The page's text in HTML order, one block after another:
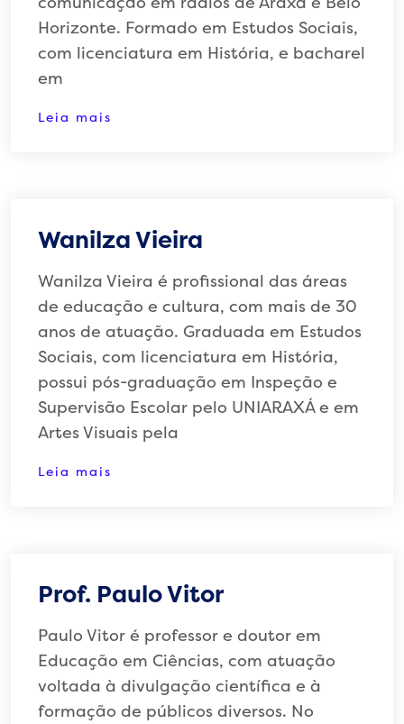
Horizonte. Formado em Estudos Sociais,
com licenciatura em História, e bacharel
em
Leia mais
Wanilza Vieira
Wanilza Vieira é profissional das áreas
de educação e cultura, com mais de 30
anos de atuação. Graduada em Estudos
Sociais, com licenciatura em História,
possui pós-graduação em Inspeção e
Supervisão Escolar pelo UNIARAXÁ e em
Artes Visuais pela
Leia mais
Prof. Paulo Vitor
Paulo Vitor é professor e doutor em
Educação em Ciências, com atuação
voltada à divulgação científica e à
formação de públicos diversos. No